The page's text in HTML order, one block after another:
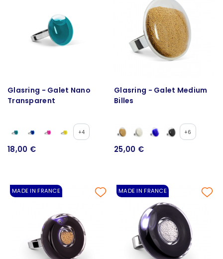
Glasring - Galet Nano
Transparent
+4
18,00 €
Glasring - Galet Medium
Billes
+6
25,00 €
MADE IN FRANCE MADE IN FRANCE